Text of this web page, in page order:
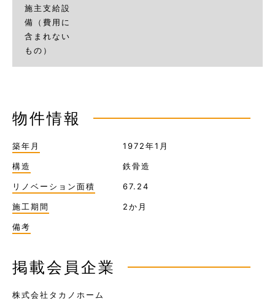
施主支給設
備（費用に
含まれない
もの）
物件情報
築年月 1972年1月
構造 鉄骨造
リノベーション面積 67.24
施工期間 2か月
備考
掲載会員企業
株式会社タカノホーム